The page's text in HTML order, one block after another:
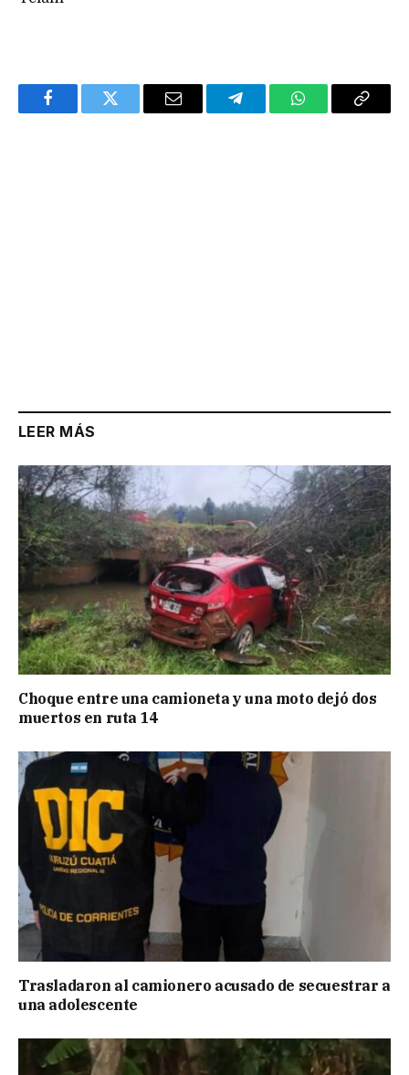
FacebookTwitter Email TelegramWhatsAppCopy
LEER MÁS
Choque entre una camioneta y una moto dejó dos
muertos en ruta 14
Trasladaron al camionero acusado de secuestrar a
una adolescente